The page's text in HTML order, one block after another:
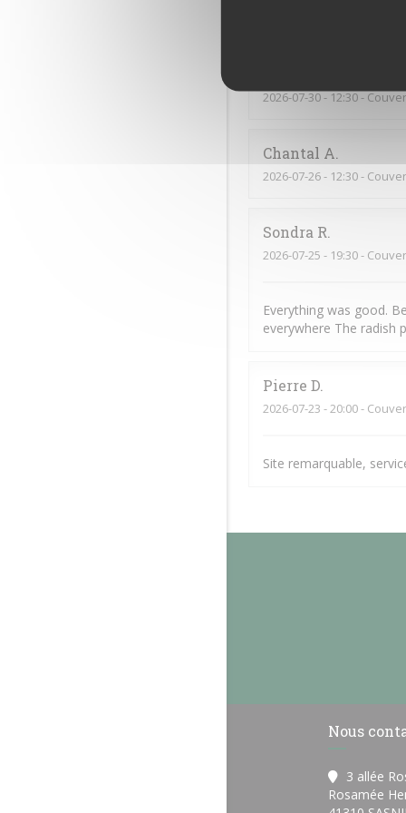
2026-07-30- 12:30 -
Chantal A
2026-07-26- 12:30 -
Sondra R
2026-07-25 - 19:30 -
Everything was good.
everywhere The radish
Pierre D
2026-07-23 - 20:00 -
Site remarquable,
Nous
3 allée
Rosamée